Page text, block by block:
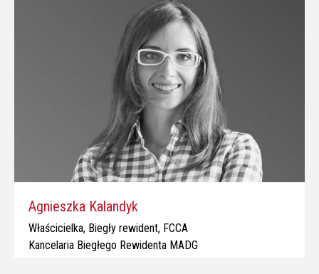
Agnieszka Kalandyk
Właścicielka, Biegły rewident, FCCA
Kancelaria Biegłego Rewidenta MADG